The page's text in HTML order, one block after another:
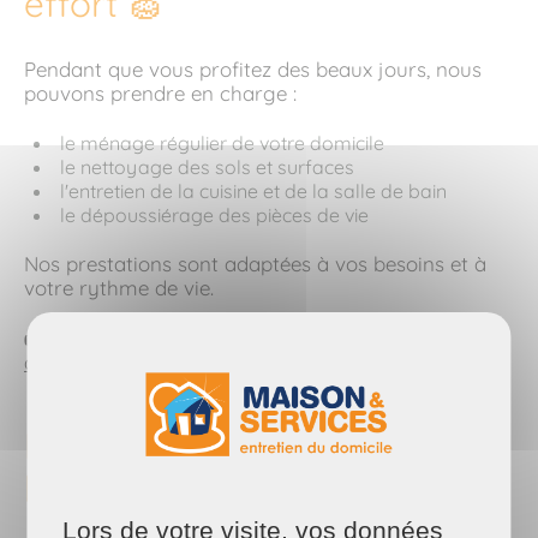
Pendant que vous profitez des beaux jours, nous
pouvons prendre en charge :
le ménage régulier de votre domicile
le nettoyage des sols et surfaces
l'entretien de la cuisine et de la salle de bain
le dépoussiérage des pièces de vie
Nos prestations sont adaptées à vos besoins et à
votre rythme de vie.
👉
domicile à Savenay.
Des vitres impeccables pour
Lors de votre visite, vos données